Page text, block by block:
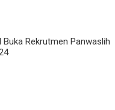
Rekrutmen Panwaslih